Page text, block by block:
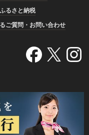
るさと納税
ご質問・お問い合わせ